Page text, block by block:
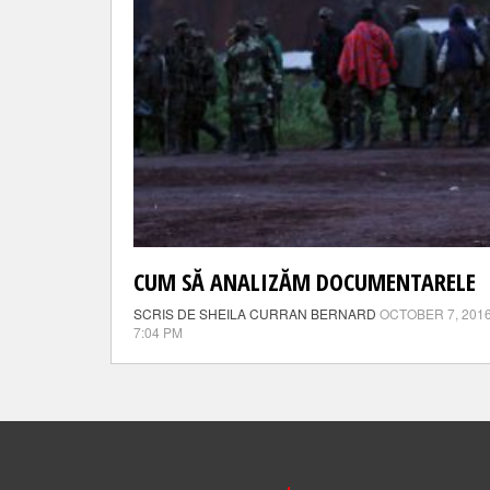
CUM SĂ ANALIZĂM DOCUMENTARELE
SCRIS DE SHEILA CURRAN BERNARD OCTOBER 7,
7:04 PM